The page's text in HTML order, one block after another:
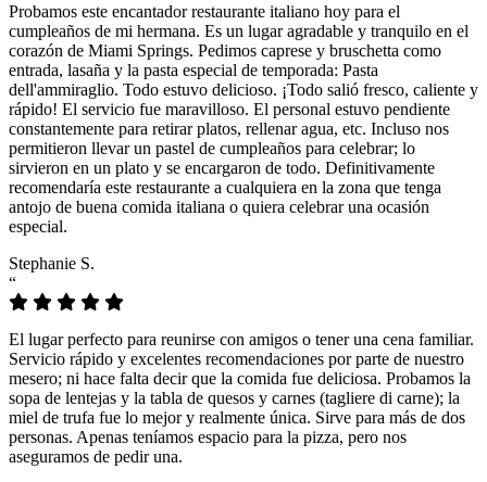
Probamos este encantador restaurante italiano hoy para el
cumpleaños de mi hermana. Es un lugar agradable y tranquilo en el
corazón de Miami Springs. Pedimos caprese y bruschetta como
entrada, lasaña y la pasta especial de temporada: Pasta
dell'ammiraglio. Todo estuvo delicioso. ¡Todo salió fresco, caliente y
rápido! El servicio fue maravilloso. El personal estuvo pendiente
constantemente para retirar platos, rellenar agua, etc. Incluso nos
permitieron llevar un pastel de cumpleaños para celebrar; lo
sirvieron en un plato y se encargaron de todo. Definitivamente
recomendaría este restaurante a cualquiera en la zona que tenga
antojo de buena comida italiana o quiera celebrar una ocasión
especial.
Stephanie S.
“
El lugar perfecto para reunirse con amigos o tener una cena familiar.
Servicio rápido y excelentes recomendaciones por parte de nuestro
mesero; ni hace falta decir que la comida fue deliciosa. Probamos la
sopa de lentejas y la tabla de quesos y carnes (tagliere di carne); la
miel de trufa fue lo mejor y realmente única. Sirve para más de dos
personas. Apenas teníamos espacio para la pizza, pero nos
aseguramos de pedir una.